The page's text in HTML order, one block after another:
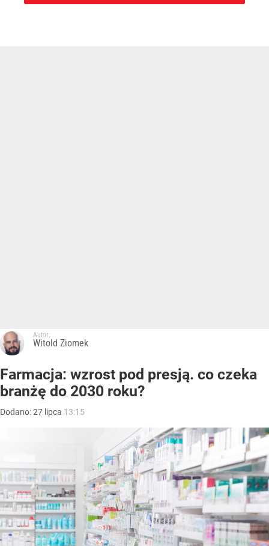
Autor:
Witold Ziomek
Farmacja: wzrost pod presją. co czeka
branżę do 2030 roku?
Dodano:27 lipca 13:15